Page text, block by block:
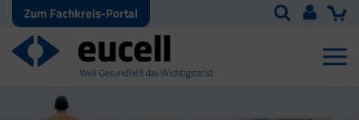
Zum Fachkreis-Portal